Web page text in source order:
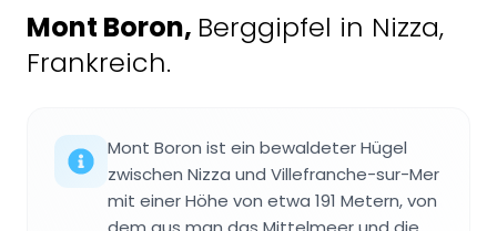
Mont Boron, Berggipfel in Nizza,
Frankreich.
Mont Boron ist ein bewaldeter Hügel
zwischen Nizza und Villefranche-sur-Mer
mit einer Höhe von etwa 191 Metern, von